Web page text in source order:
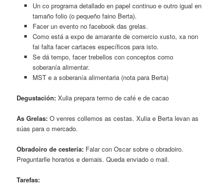
Un co programa detallado en papel continuo e outro igual en
tamaño folio (o pequeño faino Berta).
Facer un evento no facebook das grelas.
Como está a expo de amarante de comercio xusto, xa non
fai falta facer cartaces específicos para isto.
Se dá tempo, facer trebellos con conceptos como
soberanía alimentar.
MST e a soberanía alimentaria (nota para Berta)
Degustación:Xulia prepara termo de café e de cacao
As Grelas: O venres collemos as cestas. Xulia e Berta levan as
súas para o mercado.
Obradoiro de cestería: Falar con Oscar sobre o obradoiro.
Preguntarlle horarios e demais. Queda enviado o mail.
Tarefas: